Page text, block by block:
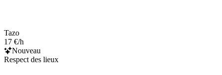
Tazo
17 €/h
Nouveau
Respect des lieux